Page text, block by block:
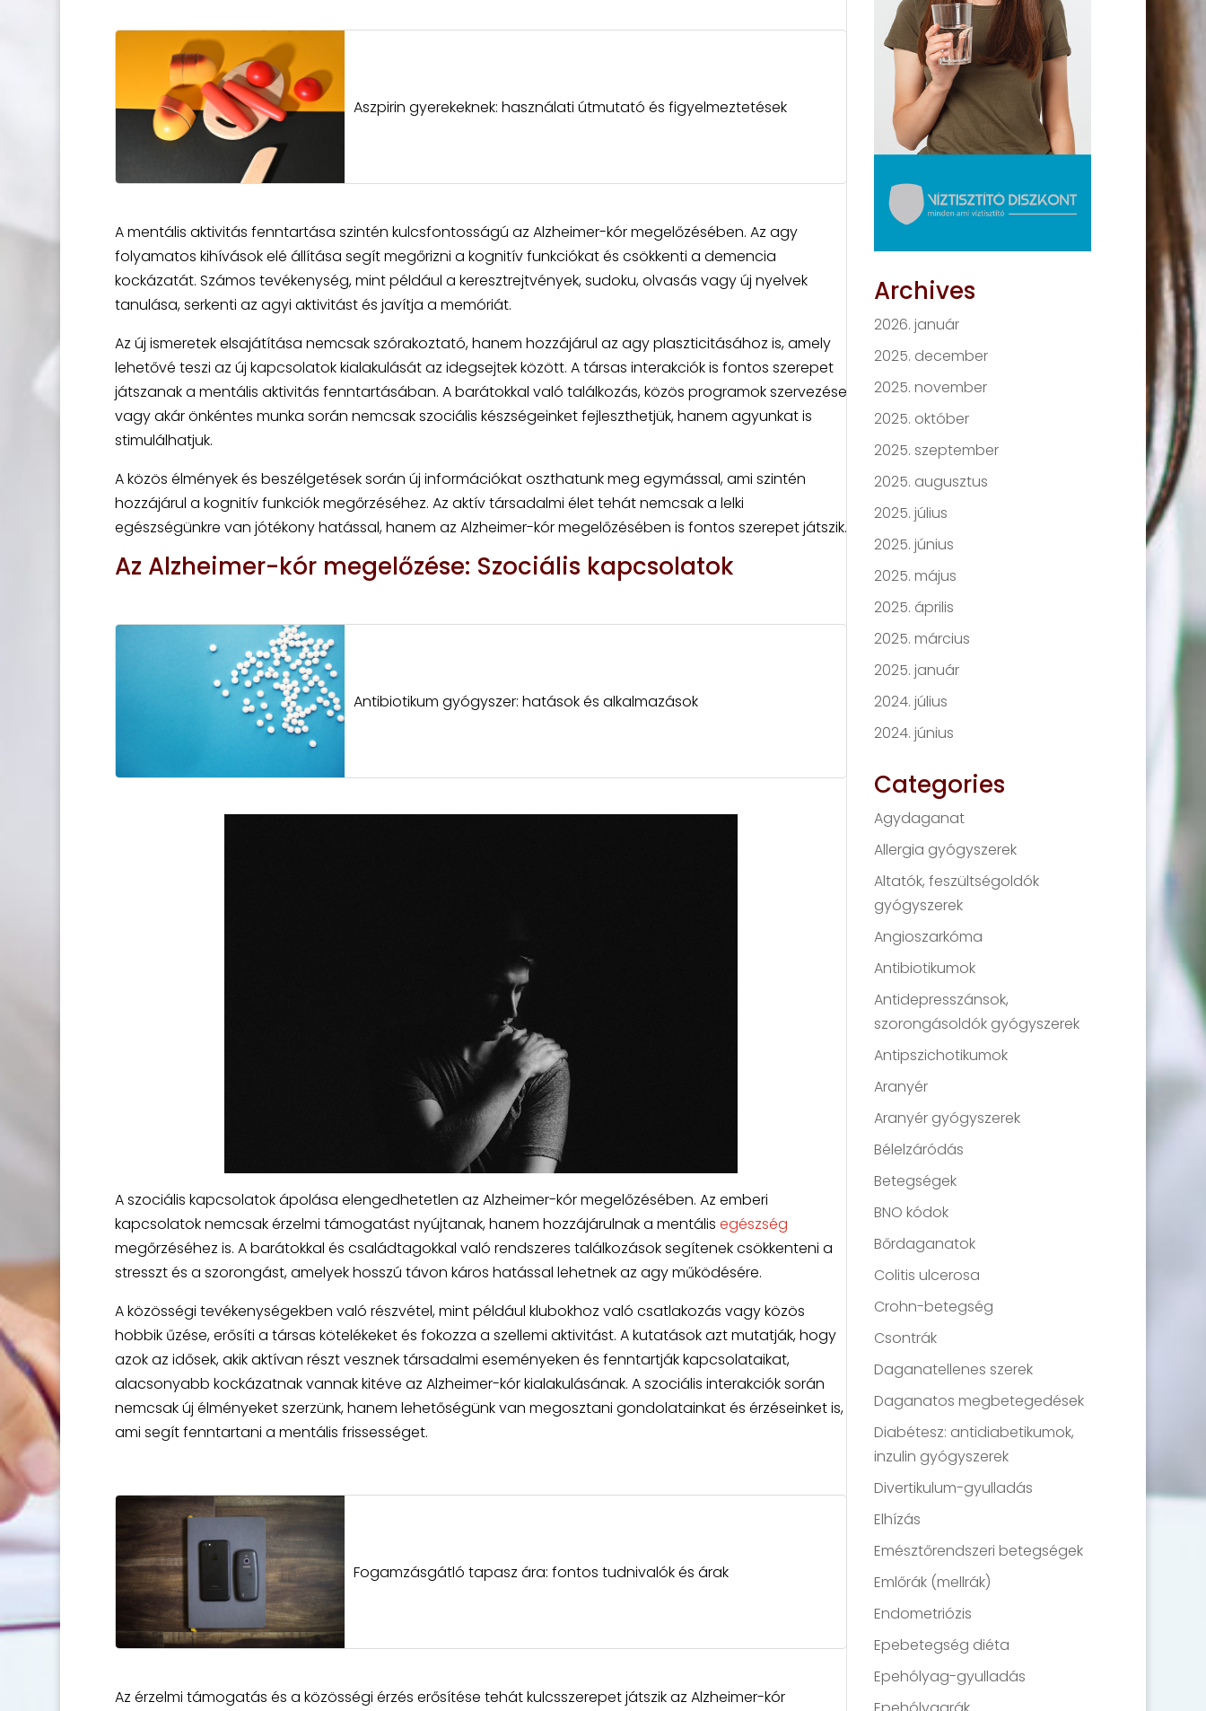
Aszpirin gyerekeknek: használati útmutató és figyelmeztetések
A mentális aktivitás fenntartása szintén kulcsfontosságú az Alzheimer-kór megelőzésében. Az agy
folyamatos kihívások elé állítása segít megőrizni a kognitív funkciókat és csökkenti a demencia
kockázatát. Számos tevékenység, mint például a keresztrejtvények, sudoku, olvasás vagy új nyelvek
tanulása, serkenti az agyi aktivitást és javítja a memóriát.
Az új ismeretek elsajátítása nemcsak szórakoztató, hanem hozzájárul az agy plaszticitásához is, amely
lehetővé teszi az új kapcsolatok kialakulását az idegsejtek között. A társas interakciók is fontos szerepet
játszanak a mentális aktivitás fenntartásában. A barátokkal való találkozás, közös programok szervezése
vagy akár önkéntes munka során nemcsak szociális készségeinket fejleszthetjük, hanem agyunkat is
stimulálhatjuk.
A közös élmények és beszélgetések során új információkat oszthatunk meg egymással, ami szintén
hozzájárul a kognitív funkciók megőrzéséhez. Az aktív társadalmi élet tehát nemcsak a lelki
egészségünkre van jótékony hatással, hanem az Alzheimer-kór megelőzésében is fontos szerepet játszik.
Az Alzheimer-kór megelőzése: Szociális kapcsolatok
Antibiotikum gyógyszer: hatások és alkalmazások
A szociális kapcsolatok ápolása elengedhetetlen az Alzheimer-kór megelőzésében. Az emberi
kapcsolatok nemcsak érzelmi támogatást nyújtanak, hanem hozzájárulnak a mentális egészség
megőrzéséhez is. A barátokkal és családtagokkal való rendszeres találkozások segítenek csökkenteni a
stresszt és a szorongást, amelyek hosszú távon káros hatással lehetnek az agy működésére.
A közösségi tevékenységekben való részvétel, mint például klubokhoz való csatlakozás vagy közös
hobbik űzése, erősíti a társas kötelékeket és fokozza a szellemi aktivitást. A kutatások azt mutatják, hogy
azok az idősek, akik aktívan részt vesznek társadalmi eseményeken és fenntartják kapcsolataikat,
alacsonyabb kockázatnak vannak kitéve az Alzheimer-kór kialakulásának. A szociális interakciók során
nemcsak új élményeket szerzünk, hanem lehetőségünk van megosztani gondolatainkat és érzéseinket is,
ami segít fenntartani a mentális frissességet.
Fogamzásgátló tapasz ára: fontos tudnivalók és árak
Az érzelmi támogatás és a közösségi érzés erősítése tehát kulcsszerepet játszik az Alzheimer-kór
Archives
2026. január
2025. december
2025. november
2025. október
2025. szeptember
2025. augusztus
2025. július
2025. június
2025. május
2025. április
2025. március
2025. január
2024. július
2024. június
Categories
Agydaganat
Allergia gyógyszerek
Altatók, feszültségoldók
gyógyszerek
Angioszarkóma
Antibiotikumok
Antidepresszánsok,
szorongásoldók gyógyszerek
Antipszichotikumok
Aranyér
Aranyér gyógyszerek
Bélelzáródás
Betegségek
BNO kódok
Bőrdaganatok
Colitis ulcerosa
Crohn-betegség
Csontrák
Daganatellenes szerek
Daganatos megbetegedések
Diabétesz: antidiabetikumok,
inzulin gyógyszerek
Divertikulum-gyulladás
Elhízás
Emésztőrendszeri betegségek
Emlőrák (mellrák)
Endometriózis
Epebetegség diéta
Epehólyag-gyulladás